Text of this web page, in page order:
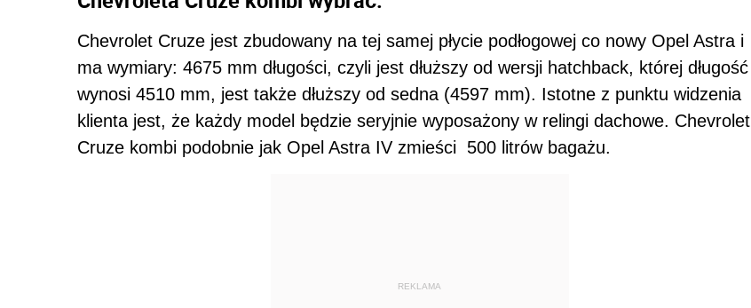
Chevrolet Cruze jest zbudowany na tej samej płycie podłogowej co nowy Opel Astra i
ma wymiary: 4675 mm długości, czyli jest dłuższy od wersji hatchback, której długość
wynosi 4510 mm, jest także dłuższy od sedna (4597 mm). Istotne z punktu widzenia
klienta jest, że każdy model będzie seryjnie wyposażony w relingi dachowe. Chevrolet
Cruze kombi podobnie jak Opel Astra IV zmieści 500 litrów bagażu.
REKLAMA